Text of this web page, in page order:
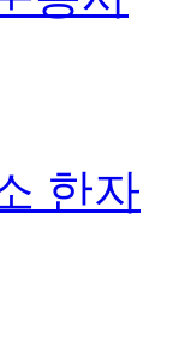
한자